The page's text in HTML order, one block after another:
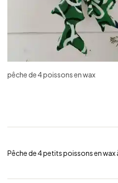
pêche de 4 poissons en wax
Pêche de 4 petits poissons en wax